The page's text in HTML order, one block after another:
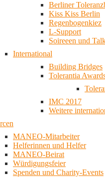
Berliner
Kiss Kiss Berlin
Regenbogenkiez
L-Support
Soireeen und
International
Building Bridges
Tolerantia
IMC 2017
Weitere
MANEO-Mitarbeiter
Helferinnen und Helfer
MANEO-Beirat
Würdigungsfeier
Spenden und Charity-Events